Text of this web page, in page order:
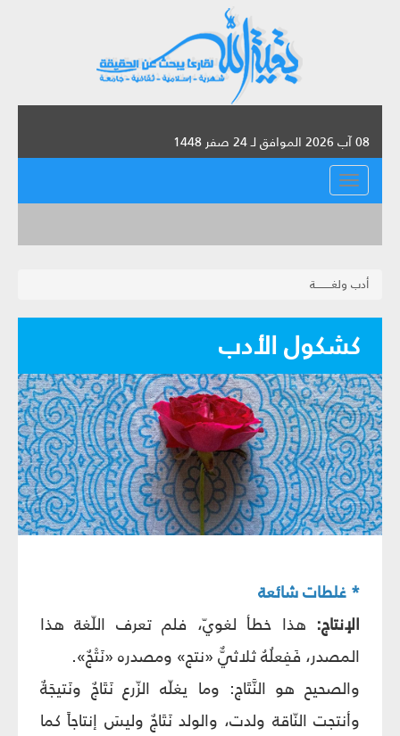
08 آب 2026 الموافق لـ 24 صفر 1448
القائمة
أدب ولغـــــــــة
كشكول الأدب
* غلطات شائعة
الإنتاج: هذا خطأ لغويّ، فلم تعرف اللّغة هذا
المصدر، فَفِعلُهُ ثلاثيٌّ «نتج» ومصدره «نَتْجٌ».
والصحيح هو النَّتَاج: وما يغلّه الزّرع نَتَاجٌ ونَتيجَةٌ
وأنتجت النّاقة ولدت، والولد نَتَاجٌ وليسَ إنتاجاً كما